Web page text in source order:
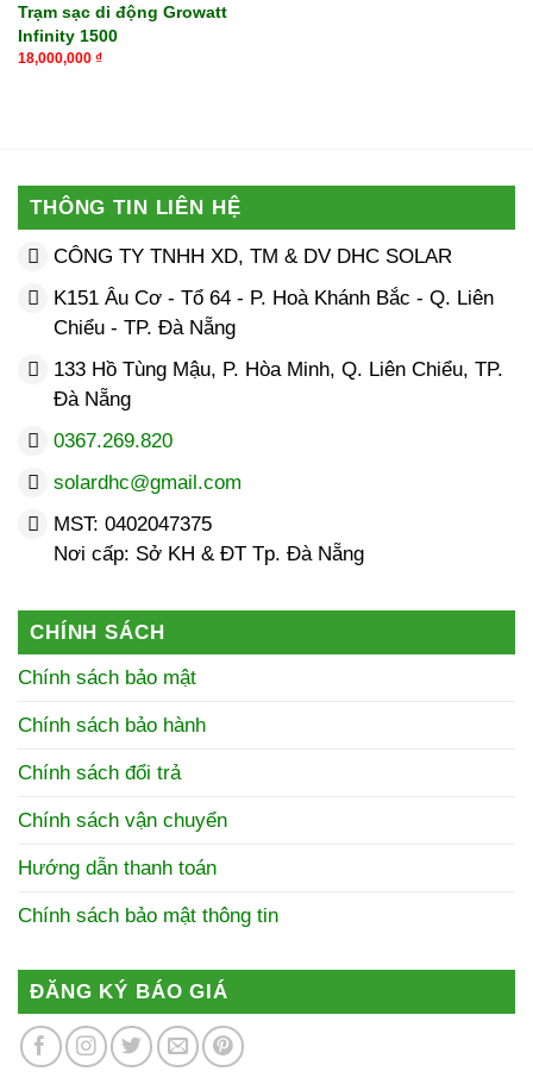
Trạm sạc di động Growatt
Infinity 1500
18,000,000 ₫
THÔNG TIN LIÊN HỆ
CÔNG TY TNHH XD, TM & DV DHC SOLAR
K151 Âu Cơ - Tổ 64 - P. Hoà Khánh Bắc - Q. Liên
Chiểu - TP. Đà Nẵng
133 Hồ Tùng Mậu, P. Hòa Minh, Q. Liên Chiểu, TP.
Đà Nẵng
0367.269.820
solardhc@gmail.com
MST: 0402047375
Nơi cấp: Sở KH & ĐT Tp. Đà Nẵng
CHÍNH SÁCH
Chính sách bảo mật
Chính sách bảo hành
Chính sách đổi trả
Chính sách vận chuyển
Hướng dẫn thanh toán
Chính sách bảo mật thông tin
ĐĂNG KÝ BÁO GIÁ